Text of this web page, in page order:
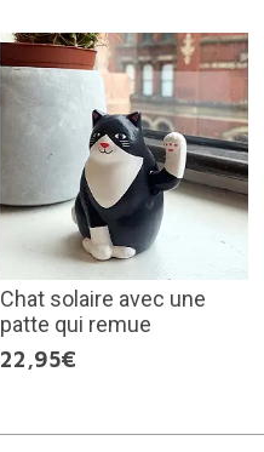
Chat solaire avec une
patte qui remue
22,95€